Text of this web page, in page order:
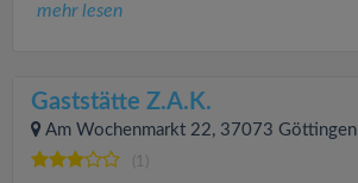
mehr lesen
Gaststätte Z.A.K.
Am Wochenmarkt 22, 37073 Göttingen
(1)